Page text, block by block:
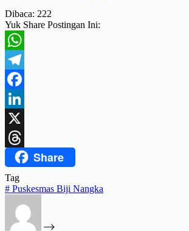
Dibaca: 222
Yuk Share Postingan Ini:
WhatsApp
Telegram
Facebook
LinkedIn
X
ThreadsShare
Tag
# Puskesmas Biji Nangka